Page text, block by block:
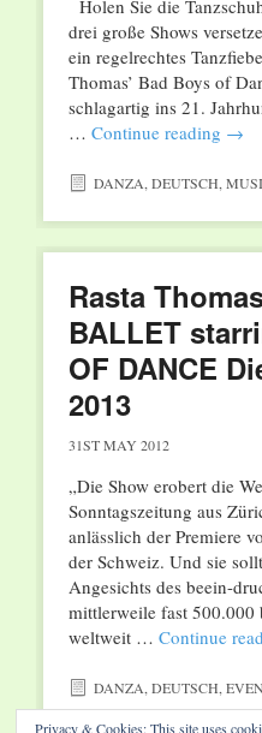
Holen Sie die
drei große Shows
ein regelrechtes
Thomas’ Bad Boys of
schlagartig ins 21.
… Continue reading →
DANZA DEUTSCH
Rasta
BALLET
OF DANCE
2013
31ST MAY 2012
„Die Show erobert die
Sonntagszeitung aus
anlässlich der Premiere
der Schweiz. Und sie
Angesichts des beein-
mittlerweile fast 500.000
weltweit … Continue
DANZA,DEUTSCH,
Privacy & Cookies: This site uses